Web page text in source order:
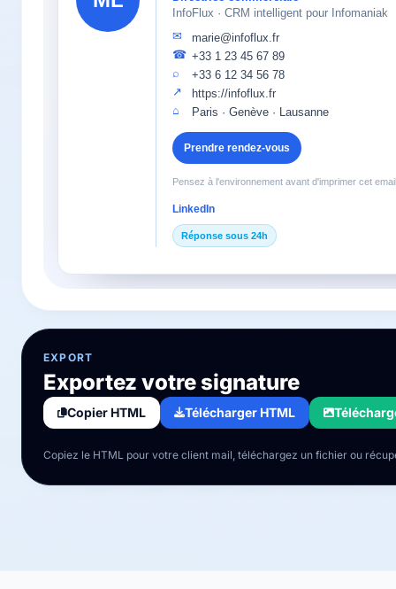
InfoFlux · CRM intelligent pour Infomaniak
✉
marie@infoflux.fr
☎ +33 1 23 45 67 89
⌕
+33 6 12 34 56 78
↗
https://infoflux.fr
⌂
Paris · Genève · Lausanne
Prendre rendez-vous
Pensez à l'environnement avant d'imprimer cet
LinkedIn
Réponse sous 24h
EXPORT
Exportez votre signature
Copier HTML Télécharger HTML
Copiez le HTML pour votre client mail, téléchargez un fichier ou